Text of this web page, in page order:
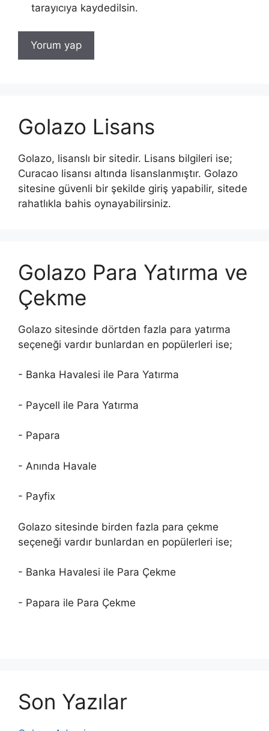
tarayıcıya kaydedilsin.
Golazo Lisans
Golazo, lisanslı bir sitedir. Lisans bilgileri ise;
Curacao lisansı altında lisanslanmıştır. Golazo
sitesine güvenli bir şekilde giriş yapabilir, sitede
rahatlıkla bahis oynayabilirsiniz.
Golazo Para Yatırma ve
Çekme
Golazo sitesinde dörtden fazla para yatırma
seçeneği vardır bunlardan en popülerleri ise;
- Banka Havalesi ile Para Yatırma
- Paycell ile Para Yatırma
- Papara
- Anında Havale
- Payfix
Golazo sitesinde birden fazla para çekme
seçeneği vardır bunlardan en popülerleri ise;
- Banka Havalesi ile Para Çekme
- Papara ile Para Çekme
Son Yazılar